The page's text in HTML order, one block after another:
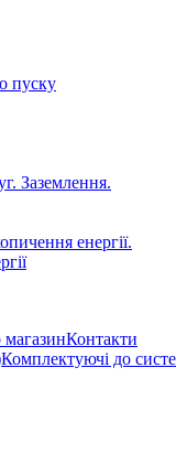
пуску
Заземлення.
енергії.
Контакти
Комплектуючі до